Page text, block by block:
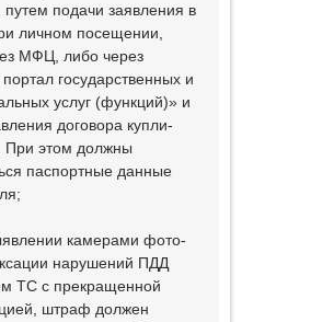
подачи заявления в
личном посещении,
МФЦ, либо через
государственных и
услуг (функций)» и
договора купли-
При этом должны
паспортные данные
камерами фото-
нарушений ПДД
ТС с прекращенной
штраф должен